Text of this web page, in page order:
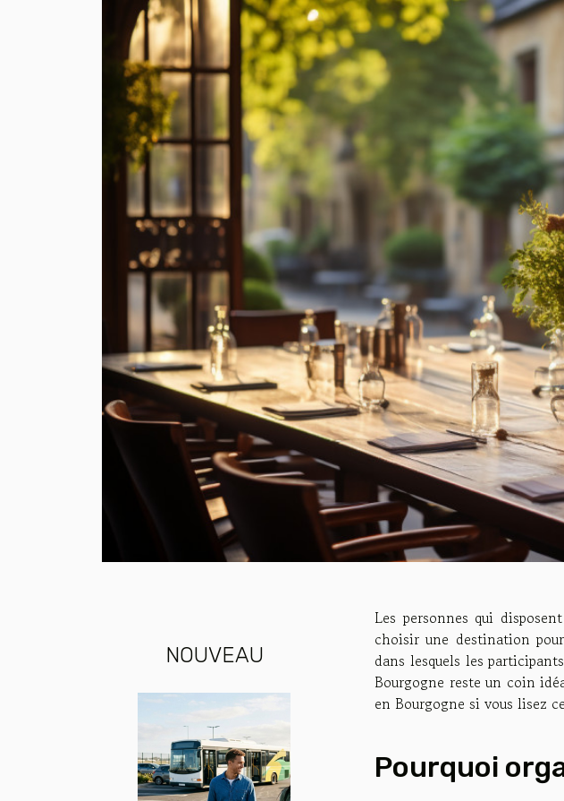
NOUVEAU
Les personnes qui
choisir une destination
dans lesquels les
Bourgogne reste un coin
en Bourgogne si vous lisez
Pourquoi